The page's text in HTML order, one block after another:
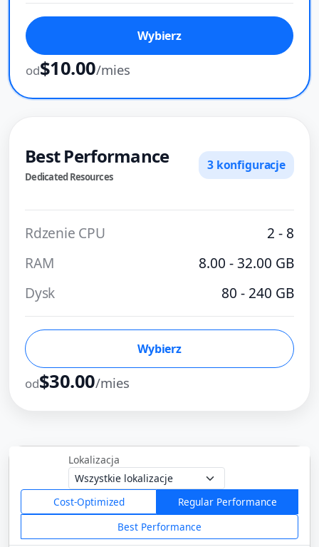
Wybierz
od$10.00/mies
Best Performance
Dedicated Resources
3 konfiguracje
Rdzenie CPU
2 - 8
RAM
8.00 - 32.00 GB
Dysk
80 - 240 GB
Wybierz
od$30.00/mies
Lokalizacja
Cost-Optimized
Regular Performance
Best Performance